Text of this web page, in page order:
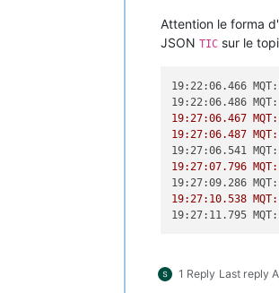
Attention le forma
JSON TIC sur le
19:22:06.466
19:22:06.486
19:27:06.467
19:27:06.487
19:27:06.541
19:27:07.796
19:27:09.286
19:27:10.538
19:27:11.795
1 Reply Last reply